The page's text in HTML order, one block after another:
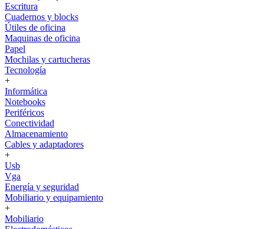
Escritura
Cuadernos y blocks
Útiles de oficina
Maquinas de oficina
Papel
Mochilas y cartucheras
Tecnología
+
Informática
Notebooks
Periféricos
Conectividad
Almacenamiento
Cables y adaptadores
+
Usb
Vga
Energía y seguridad
Mobiliario y equipamiento
+
Mobiliario